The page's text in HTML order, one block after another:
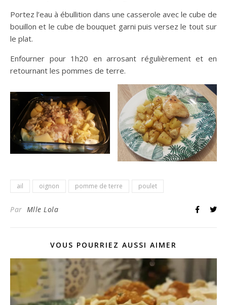
Portez l’eau à ébullition dans une casserole avec le cube de
bouillon et le cube de bouquet garni puis versez le tout sur
le plat.
Enfourner pour 1h20 en arrosant régulièrement et en
retournant les pommes de terre.
ail oignon pomme de terre poulet
Par Mlle Lola
VOUS POURRIEZ AUSSI AIMER